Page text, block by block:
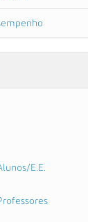
E.E.